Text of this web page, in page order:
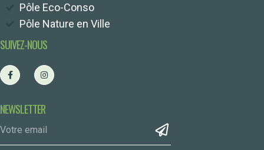
Pôle Eco-Conso
Pôle Nature en Ville
SUIVEZ-NOUS
NEWSLETTER